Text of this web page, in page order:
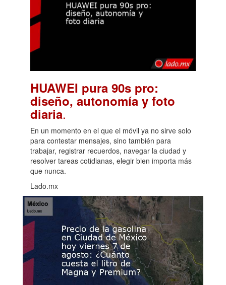
HUAWEI pura 90s pro:
diseño, autonomía y foto
diaria.
En un momento en el que el móvil ya no sirve solo
para contestar mensajes, sino también para
trabajar, registrar recuerdos, navegar la ciudad y
resolver tareas cotidianas, elegir bien importa más
que nunca.
Lado.mx